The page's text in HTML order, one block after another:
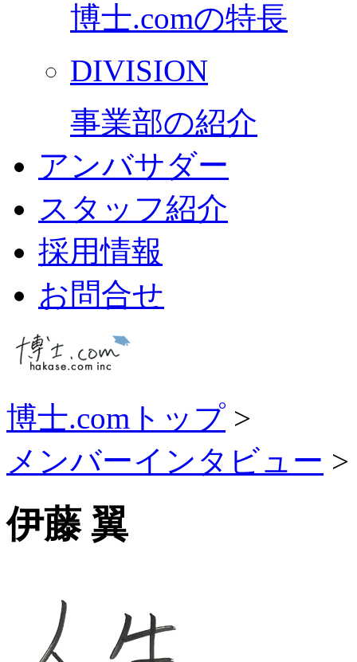
博士.comの特長
DIVISION
事業部の紹介
アンバサダー
スタッフ紹介
採用情報
お問合せ
博士.comトップ >
メンバーインタビュー >
伊藤 翼